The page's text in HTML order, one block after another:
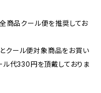
商品クール便を推奨してお
クール便対象商品をお買い
ル代330円を頂戴しておりま